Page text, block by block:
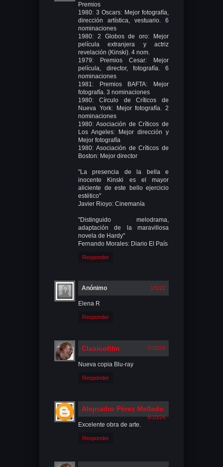
Premios
1980: 3 Oscars: Mejor fotografía,
dirección artística, vestuario. 6
nominaciones
1980: 2 Globos de oro: Mejor
película extranjera y actriz
revelación (Kinski). 4 nom.
1979: Premios Cesar: Mejor
película, director, fotografía. 6
nominaciones
1981: Premios BAFTA: Mejor
fotografía. 3 nominaciones
1980: Círculo de Críticos de
Nueva York: Mejor fotografía. 2
nominaciones
1980: Asociación de Críticos de
Los Angeles: Mejor dirección y
Mejor fotografía
1980: Asociación de Críticos de
Boston: Mejor director
"La presencia de la bella e
inocente Kinski es el mayor
aliciente de este bello ejercicio
estético"
Javier Rioyo: Cinemanía
"Distinguido melodrama,
adaptación de la maravillosa
novela de Hardy"
Fernando Morales: Diario El País
Responder
Anónimo 1/5/22
Elena R
Responder
Clasicofilm 7/10/24
Nueva copia Blu-ray
Responder
Alejnadro Pérez Mellado
8/10/24
Excelente obra de arte.
Responder